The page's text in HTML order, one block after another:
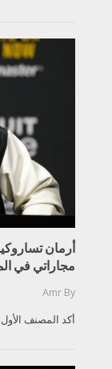
أرمان
مجاراتي في
By
Amr
أكد المصنف